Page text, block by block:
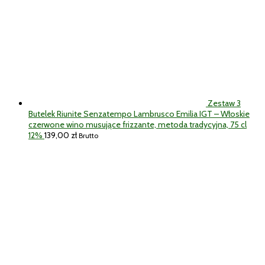
Zestaw 3
Butelek Riunite Senzatempo Lambrusco Emilia IGT – Włoskie
czerwone wino musujące frizzante, metoda tradycyjna, 75 cl
12% 139,00 zł Brutto